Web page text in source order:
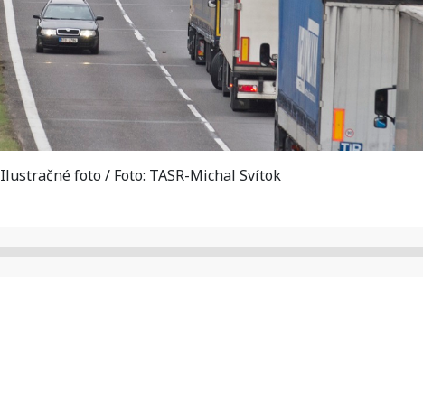
Ilustračné foto / Foto: TASR-Michal Svítok